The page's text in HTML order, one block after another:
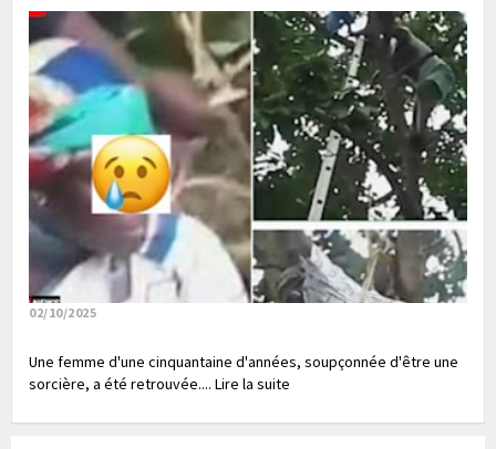
02/10/2025
Une femme d'une cinquantaine d'années, soupçonnée d'être une
sorcière, a été retrouvée.... Lire la suite